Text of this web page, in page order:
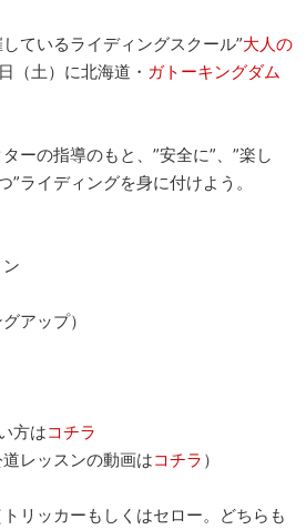
ているライディングスクール”大人の
（土）に北海道・ ガトーキングダム
ーの指導のもと、”安全に”、”楽し
”ライディングを身に付けよう。
アップ）
方はコチラ
レッスンの動画はコチラ ）
リッカーもしくはセロー。どちらも